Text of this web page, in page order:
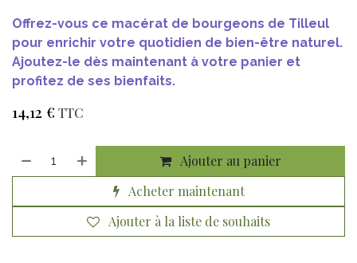
Offrez-vous ce macérat de bourgeons de Tilleul
pour enrichir votre quotidien de bien-être naturel.
Ajoutez-le dès maintenant à votre panier et
profitez de ses bienfaits.
14,12 € TTC
Ajouter au panier
Acheter maintenant
Ajouter à la liste de souhaits